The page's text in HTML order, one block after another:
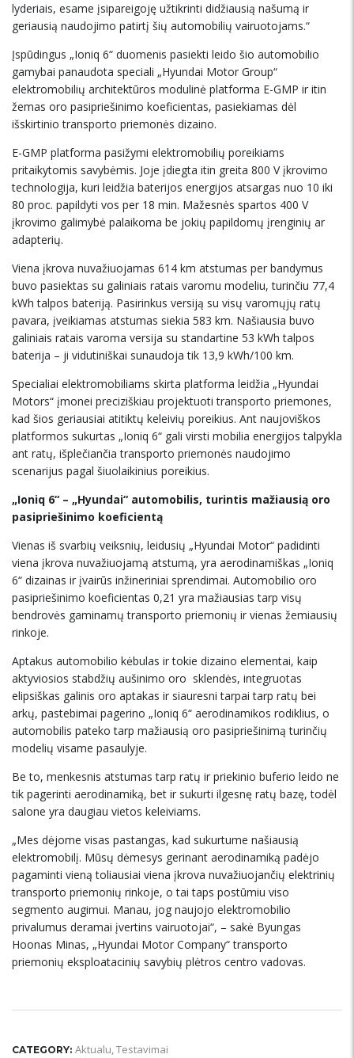
lyderiais, esame įsipareigoję užtikrinti didžiausią našumą ir
geriausią naudojimo patirtį šių automobilių vairuotojams.“
Įspūdingus „Ioniq 6“ duomenis pasiekti leido šio automobilio
gamybai panaudota speciali „Hyundai Motor Group“
elektromobilių architektūros modulinė platforma E-GMP ir itin
žemas oro pasipriešinimo koeficientas, pasiekiamas dėl
išskirtinio transporto priemonės dizaino.
E-GMP platforma pasižymi elektromobilių poreikiams
pritaikytomis savybėmis. Joje įdiegta itin greita 800 V įkrovimo
technologija, kuri leidžia baterijos energijos atsargas nuo 10 iki
80 proc. papildyti vos per 18 min. Mažesnės spartos 400 V
įkrovimo galimybė palaikoma be jokių papildomų įrenginių ar
adapterių.
Viena įkrova nuvažiuojamas 614 km atstumas per bandymus
buvo pasiektas su galiniais ratais varomu modeliu, turinčiu 77,4
kWh talpos bateriją. Pasirinkus versiją su visų varomųjų ratų
pavara, įveikiamas atstumas siekia 583 km. Našiausia buvo
galiniais ratais varoma versija su standartine 53 kWh talpos
baterija – ji vidutiniškai sunaudoja tik 13,9 kWh/100 km.
Specialiai elektromobiliams skirta platforma leidžia „Hyundai
Motors“ įmonei preciziškiau projektuoti transporto priemones,
kad šios geriausiai atitiktų keleivių poreikius. Ant naujoviškos
platformos sukurtas „Ioniq 6“ gali virsti mobilia energijos talpykla
ant ratų, išplečiančia transporto priemonės naudojimo
scenarijus pagal šiuolaikinius poreikius.
„Ioniq 6“ – „Hyundai“ automobilis, turintis mažiausią oro
pasipriešinimo koeficientą
Vienas iš svarbių veiksnių, leidusių „Hyundai Motor“ padidinti
viena įkrova nuvažiuojamą atstumą, yra aerodinamiškas „Ioniq
6“ dizainas ir įvairūs inžineriniai sprendimai. Automobilio oro
pasipriešinimo koeficientas 0,21 yra mažiausias tarp visų
bendrovės gaminamų transporto priemonių ir vienas žemiausių
rinkoje.
Aptakus automobilio kėbulas ir tokie dizaino elementai, kaip
aktyviosios stabdžių aušinimo oro sklendės, integruotas
elipsiškas galinis oro aptakas ir siauresni tarpai tarp ratų bei
arkų, pastebimai pagerino „Ioniq 6“ aerodinamikos rodiklius, o
automobilis pateko tarp mažiausią oro pasipriešinimą turinčių
modelių visame pasaulyje.
Be to, menkesnis atstumas tarp ratų ir priekinio buferio leido ne
tik pagerinti aerodinamiką, bet ir sukurti ilgesnę ratų bazę, todėl
salone yra daugiau vietos keleiviams.
„Mes dėjome visas pastangas, kad sukurtume našiausią
elektromobilį. Mūsų dėmesys gerinant aerodinamiką padėjo
pagaminti vieną toliausiai viena įkrova nuvažiuojančių elektrinių
transporto priemonių rinkoje, o tai taps postūmiu viso
segmento augimui. Manau, jog naujojo elektromobilio
privalumus deramai įvertins vairuotojai“, – sakė Byungas
Hoonas Minas, „Hyundai Motor Company“ transporto
priemonių eksploatacinių savybių plėtros centro vadovas.
CATEGORY: Aktualu,Testavimai